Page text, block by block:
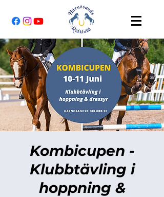
Kombicupen -
Klubbtävling i
hoppning &